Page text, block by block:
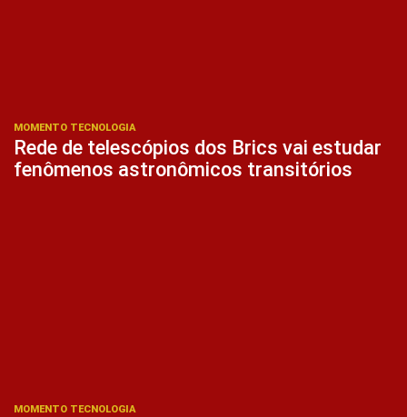
MOMENTO TECNOLOGIA
Rede de telescópios dos Brics vai estudar
fenômenos astronômicos transitórios
MOMENTO TECNOLOGIA